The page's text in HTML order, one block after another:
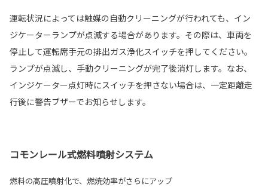
運転状況によっては触媒の自動クリーニングが行われても、イン
ジケーターランプが点滅する場合があります。その際は、車両を
停止して運転席手元の排出ガス浄化スイッチを押してください。
ランプが点滅し、手動クリーニングが完了後消灯します。なお、
インジケーター点灯時にスイッチを押さない場合は、一定距離走
行後に警告ブザーでお知らせします。
コモンレール式燃料噴射システム
燃料の高圧噴射化で、燃焼効率がさらにアップ